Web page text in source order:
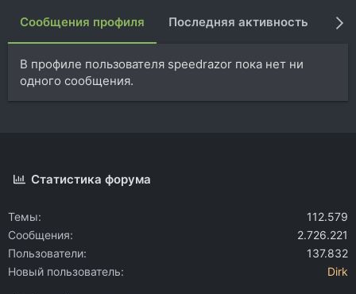
Сообщения профиля Последняя активность
В профиле пользователя speedrazor пока нет ни
одного сообщения.
Статистика форума
Темы
112.579
Сообщения
2.726.221
Пользователи
137.832
Новый пользователь
Dirk